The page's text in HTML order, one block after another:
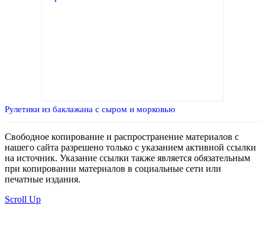
Рулетики из баклажана с сыром и морковью
Свободное копирование и распространение материалов с
нашего сайта разрешено только с указанием активной ссылки
на источник. Указание ссылки также является обязательным
при копировании материалов в социальные сети или
печатные издания.
Scroll Up